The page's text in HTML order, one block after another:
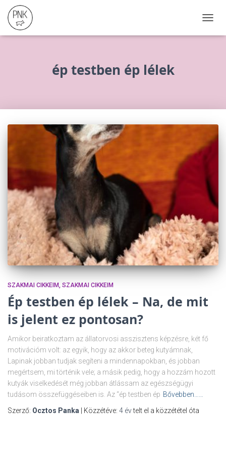
ép testben ép lélek
SZAKMAI CIKKEIM SZAKMAI CIKKEIM
Ép testben ép lélek – Na, de mit
is jelent ez pontosan?
Amikor beiratkoztam az állatorvosi asszisztens képzésre, két fő
motivációm volt: az egyik, hogy az akkor beteg kutyámnak,
Lapinak jobban tudjak segíteni a mindennapokban, és jobban
megértsem, mi történik vele; a másik pedig, hogy a hozzám hozott
kutyák viselkedését még jobban átlássam az egészségügyi
tudásom összefüggéseiben is. Az “ép testben ép Bővebben……
Szerző: Ocztos Panka | Közzétéve: 4 évtelt el a közzététel óta